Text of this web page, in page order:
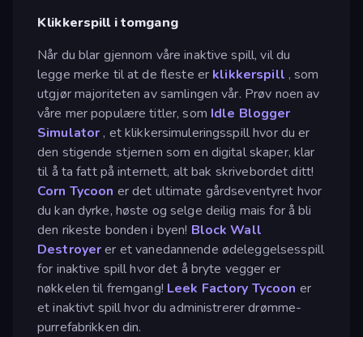
Klikkerspill i tomgang
Når du blar gjennom våre inaktive spill, vil du
legge merke til at de fleste er klikkerspill , som
utgjør majoriteten av samlingen vår. Prøv noen av
våre mer populære titler, som Idle Blogger
Simulator , et klikkersimuleringsspill hvor du er
den stigende stjernen som en digital skaper, klar
til å ta fatt på internett, alt bak skrivebordet ditt!
Corn Tycoon er det ultimate gårdseventyret hvor
du kan dyrke, høste og selge deilig mais for å bli
den rikeste bonden i byen! Block Wall
Destroyerer et vanedannende ødeleggelsesspill
for inaktive spill hvor det å bryte vegger er
nøkkelen til fremgang! Leek Factory Tycoon er
et inaktivt spill hvor du administrerer drømme-
purrefabrikken din.